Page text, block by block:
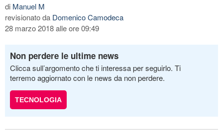
di Manuel M
revisionato da Domenico Camodeca
28 marzo 2018 alle ore 09:49
Non perdere le ultime news
Clicca sull’argomento che ti interessa per seguirlo. Ti
terremo aggiornato con le news da non perdere.
TECNOLOGIA